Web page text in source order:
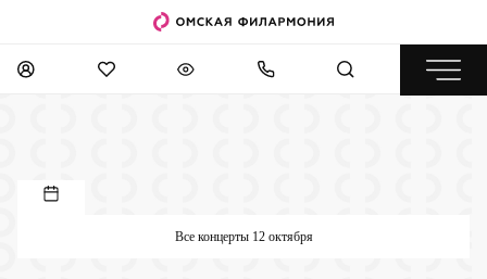
Все концерты 12 октября